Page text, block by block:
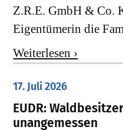
Z.R.E. GmbH & Co.
Eigentümerin die
Weiterlesen ›
17. Juli 2026
EUDR:
unangemessen